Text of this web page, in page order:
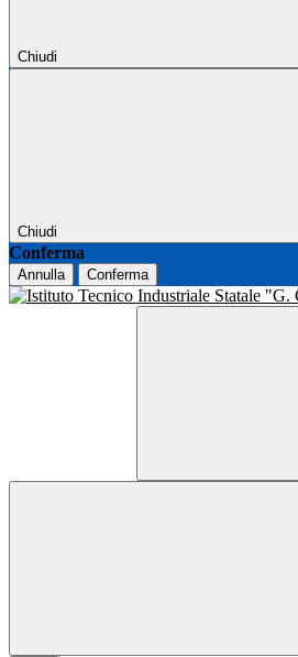
Chiudi
Chiudi
Conferma
Annulla Conferma